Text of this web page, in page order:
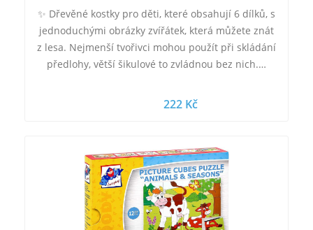
✨ Dřevěné kostky pro děti, které obsahují 6 dílků, s
jednoduchými obrázky zvířátek, která můžete znát
z lesa. Nejmenší tvořivci mohou použít při skládání
předlohy, větší šikulové to zvládnou bez nich.…
222 Kč